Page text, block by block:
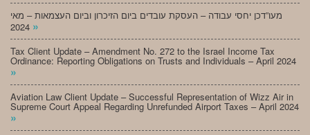
מעו”דכן יחסי עבודה – העסקת עובדים ביום הזיכרון וביום העצמאות – מאי
»
Tax Client Update – Amendment No. 272 to the Israel Income Tax
Ordinance: Reporting Obligations on Trusts and Individuals – April 2024
»
Aviation Law Client Update – Successful Representation of Wizz Air in
Supreme Court Appeal Regarding Unrefunded Airport Taxes – April 2024
»